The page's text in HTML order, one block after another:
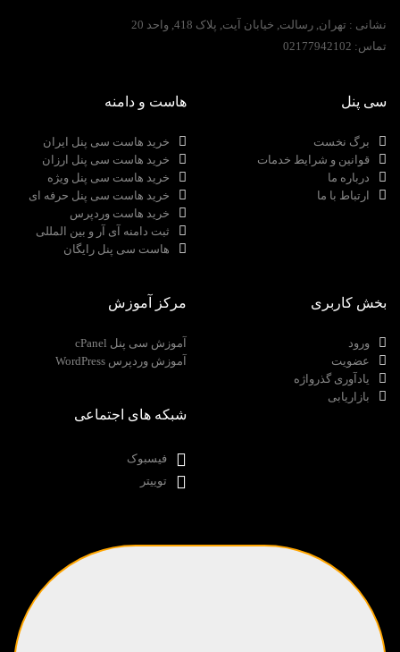
نشانی : تهران, رسالت, خیابان آیت, پلاک 418, واحد 20
تماس:
سی پنل
برگ نخست
قوانین و شرایط خدمات
درباره ما
ارتباط با ما
هاست و دامنه
خرید هاست سی پنل ایران
خرید هاست سی پنل ارزان
خرید هاست سی پنل ویژه
خرید هاست سی پنل حرفه ای
خرید هاست وردپرس
ثبت دامنه آی آر و بین المللی
هاست سی پنل رایگان
بخش کاربری
ورود
عضویت
یادآوری گذرواژه
بازاریابی
مرکز آموزش
آموزش سی پنل cPanel
آموزش وردپرس WordPress
شبکه های اجتماعی
فیسبوک
توییتر